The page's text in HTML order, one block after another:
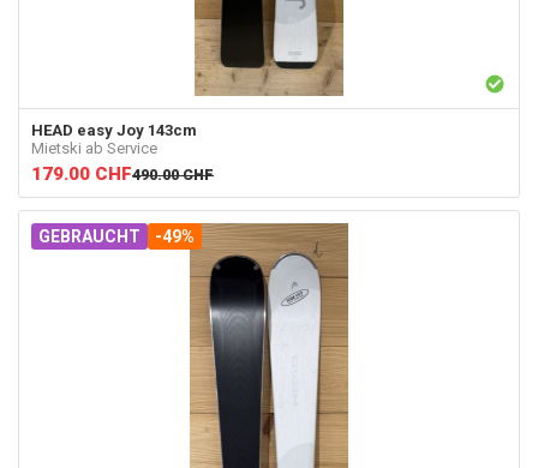
HEAD easy Joy 143cm
Mietski ab Service
179.00 CHF490.00 CHF
GEBRAUCHT -49%